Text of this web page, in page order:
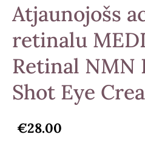
Atjaunojošs
retinalu
Retinal NMN
Shot Eye
€28.00